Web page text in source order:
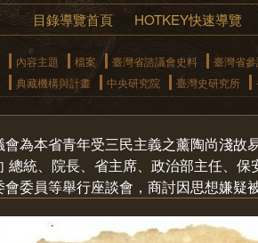
目錄導覽首頁 HOTKEY快速導覽
內容主題 檔案 臺灣省諮議會史料
臺灣省
典藏機構與計畫 中央研究院 臺灣史研究所
會為本省青年受三民主義之薰陶尚淺
總統、院長、省主席、政治部主任、
會委員等舉行座談會，商討因思想嫌疑